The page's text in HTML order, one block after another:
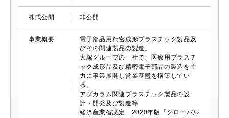
株式公開 非公開
事業概要
電子部品用精密成形プラスチック製品及
びその関連製品の製造。
大塚グループの一社で、医療用プラスチ
ック成形品及び精密電子部品の製造を主
力に事業展開し営業基盤を構築してい
る。
アダカラム関連プラスチック製品の設
計・開発及び製造等
経済産業省認定 2020年版「グローバル